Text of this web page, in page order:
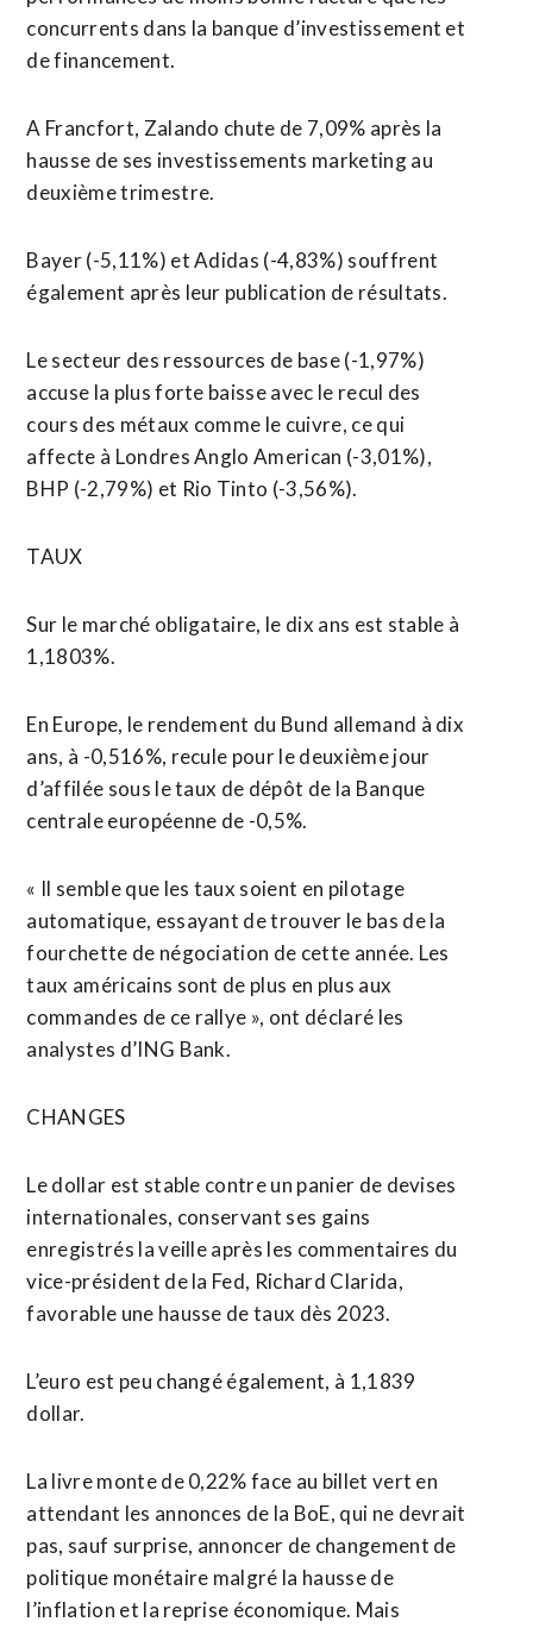
concurrents dans la banque d’investissement et
de financement.
A Francfort, Zalando chute de 7,09% après la
hausse de ses investissements marketing au
deuxième trimestre.
Bayer (-5,11%) et Adidas (-4,83%) souffrent
également après leur publication de résultats.
Le secteur des ressources de base (-1,97%)
accuse la plus forte baisse avec le recul des
cours des métaux comme le cuivre, ce qui
affecte à Londres Anglo American (-3,01%),
BHP (-2,79%) et Rio Tinto (-3,56%).
TAUX
Sur le marché obligataire, le dix ans est stable à
1,1803%.
En Europe, le rendement du Bund allemand à dix
ans, à -0,516%, recule pour le deuxième jour
d’affilée sous le taux de dépôt de la Banque
centrale européenne de -0,5%.
« Il semble que les taux soient en pilotage
automatique, essayant de trouver le bas de la
fourchette de négociation de cette année. Les
taux américains sont de plus en plus aux
commandes de ce rallye », ont déclaré les
analystes d’ING Bank.
CHANGES
Le dollar est stable contre un panier de devises
internationales, conservant ses gains
enregistrés la veille après les commentaires du
vice-président de la Fed, Richard Clarida,
favorable une hausse de taux dès 2023.
L’euro est peu changé également, à 1,1839
dollar.
La livre monte de 0,22% face au billet vert en
attendant les annonces de la BoE, qui ne devrait
pas, sauf surprise, annoncer de changement de
politique monétaire malgré la hausse de
l’inflation et la reprise économique. Mais